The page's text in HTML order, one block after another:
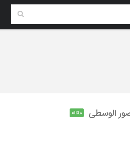
الوسطی مقاله